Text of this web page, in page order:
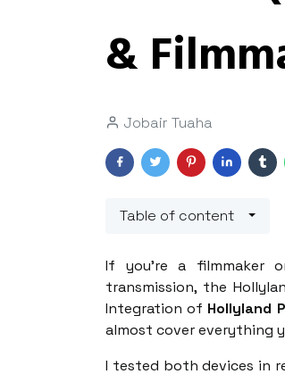
&
Jobair Tuaha
Table of content
If you’re a filmmaker
transmission, the
Integration of Hollyland
almost cover everything
I tested both devices in